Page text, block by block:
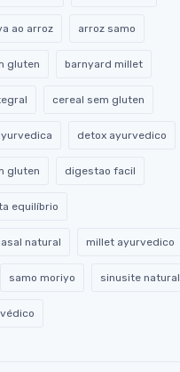
ao arroz arroz samo
gluten barnyard millet
cereal sem gluten
detox ayurvedico
gluten digestao facil
equilíbrio
natural millet ayurvedico
samo moriyo sinusite natural